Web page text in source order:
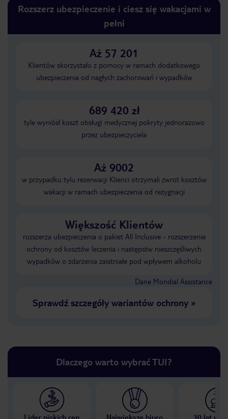
Rozszerz ubezpieczenie i ciesz się wakacjami w
pełni
Aż 57 201
Klientów skorzystało z pomocy w ramach dodatkowego
ubezpieczenia od nagłych zachorowań i wypadków
689 420 zł
tyle wyniósł koszt obsługi medycznej pokryty jednorazowo
przez ubezpieczyciela
Aż 9002
w przypadku tylu rezerwacji Klienci otrzymali zwrot kosztów
wakacji w ramach ubezpieczenia od rezygnacji
Większość Klientów
rozszerza ubezpieczenia o pakiet All Inclusive - rozszerzenie
ochrony od kosztów leczenia i następstw nieszczęśliwych
wypadków o zdarzenia zaistniałe pod wpływem alkoholu
Dane Mondial Assistance
Sprawdź szczegóły wariantów ochrony»
Dlaczego warto wybrać TUI?
Lider niskich cen Największe biuro 30 lat w